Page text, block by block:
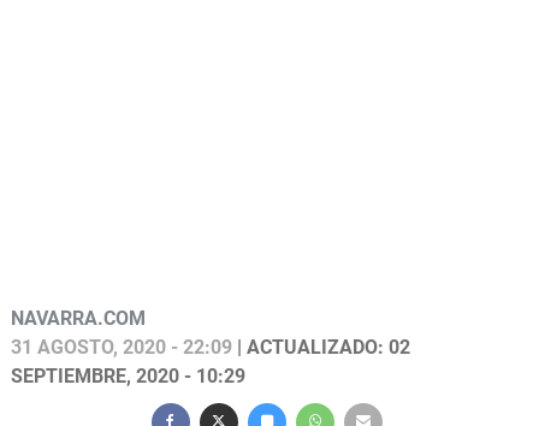
NAVARRA.COM
31 AGOSTO, 2020 - 22:09 | ACTUALIZADO: 02
SEPTIEMBRE, 2020 - 10:29